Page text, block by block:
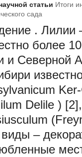
статьи Итоги
сада
. Лилии
более
и Северной
Delile )
–